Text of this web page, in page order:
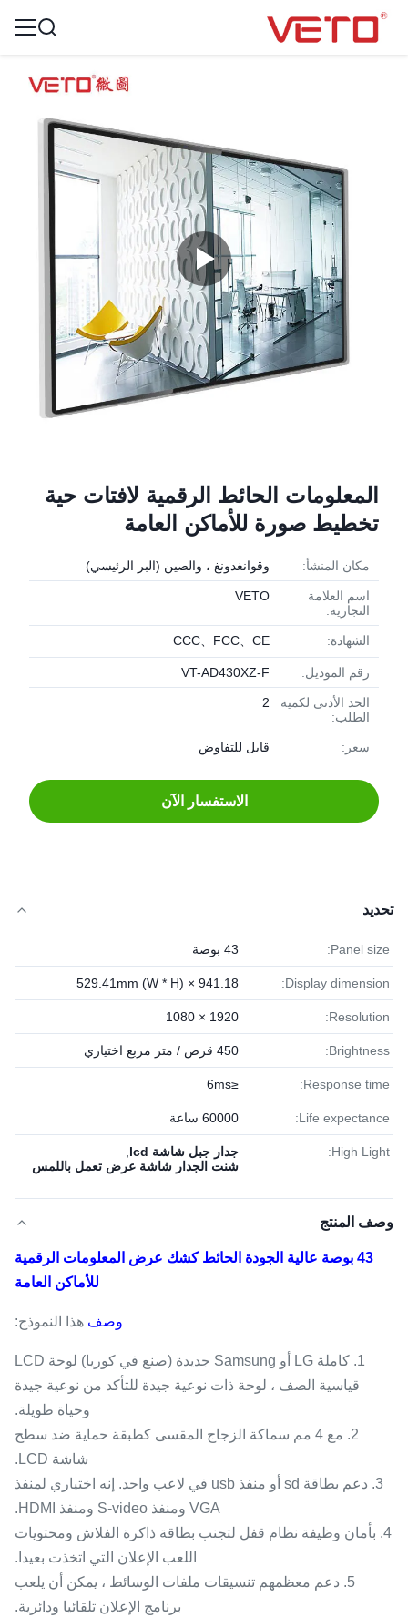
المعلومات الحائط الرقمية لافتات حية
تخطيط صورة للأماكن العامة
مكان المنشأ: وقوانغدونغ ، والصين (البر الرئيسي)
اسم العلامة
التجارية:
VETO
الشهادة: CCC、FCC、CE
رقم الموديل: VT-AD430XZ-F
الحد الأدنى لكمية
الطلب:
2
سعر: قابل للتفاوض
الاستفسار الآن
تحديد
Panel size: 43 بوصة
Display dimension:
941.18 × 529.41mm (W * H)
Resolution:
1920 × 1080
Brightness: 450 قرص / متر مربع اختياري
Response time:
≤6ms
Life expectance: 60000 ساعة
High Light: جدار جبل شاشة lcd
شنت الجدار شاشة عرض تعمل باللمس
وصف المنتج
43 بوصة عالية الجودة الحائط كشك عرض المعلومات الرقمية
للأماكن العامة
وصف هذا النموذج:
1. كاملة LG أو Samsung جديدة (صنع في كوريا) لوحة LCD
قياسية الصف ، لوحة ذات نوعية جيدة للتأكد من نوعية جيدة
وحياة طويلة.
2. مع 4 مم سماكة الزجاج المقسى كطبقة حماية ضد سطح
شاشة LCD.
3. دعم بطاقة sd أو منفذ usb في لاعب واحد. إنه اختياري لمنفذ
VGA ومنفذ S-video ومنفذ HDMI.
4. بأمان وظيفة نظام قفل لتجنب بطاقة ذاكرة الفلاش ومحتويات
اللعب الإعلان التي اتخذت بعيدا.
5. دعم معظمهم تنسيقات ملفات الوسائط ، يمكن أن يلعب
برنامج الإعلان تلقائيا ودائرية.